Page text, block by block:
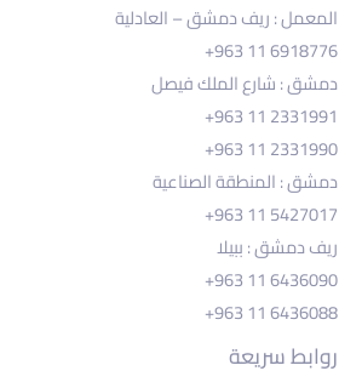
المعمل : ريف دمشق – العادلية
+963 11 6918776
دمشق : شارع الملك فيصل
+963 11 2331991
+963 11 2331990
دمشق : المنطقة الصناعية
+963 11 5427017
ريف دمشق : ببيلا
+963 11 6436090
+963 11 6436088
روابط سريعة